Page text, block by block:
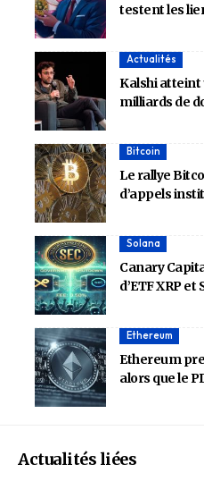
testent les
Actualités
Kalshi atteint
milliards de
à 8 milliards
Bitcoin
Le rallye
d’appels
Solana
Canary
d’ETF XRP
Ethereum
Ethereum
alors que le
Actualités liées